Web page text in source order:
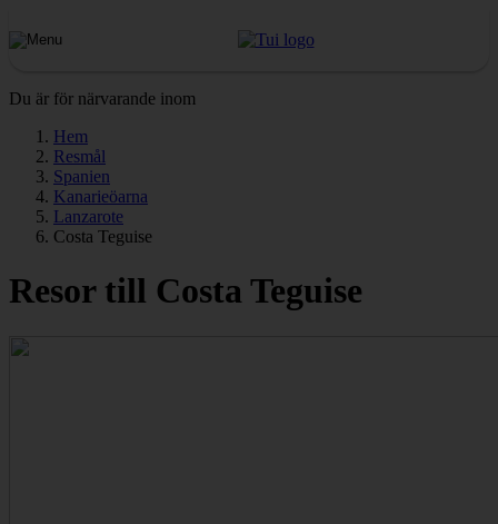
Du är för närvarande inom
Hem
Resmål
Spanien
Kanarieöarna
Lanzarote
Costa Teguise
Resor till Costa Teguise